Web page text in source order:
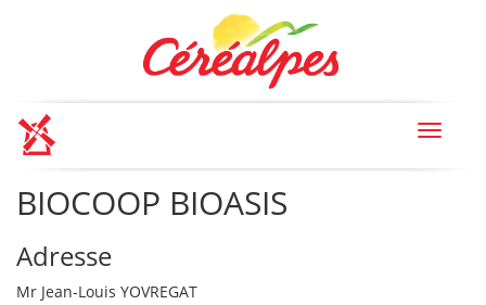
Toggle
BIOCOOP BIOASIS
Adresse
Mr Jean-Louis YOVREGAT